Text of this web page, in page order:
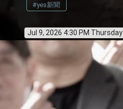
#yes新聞
Jul 9, 2026 4:30 PM Thursday